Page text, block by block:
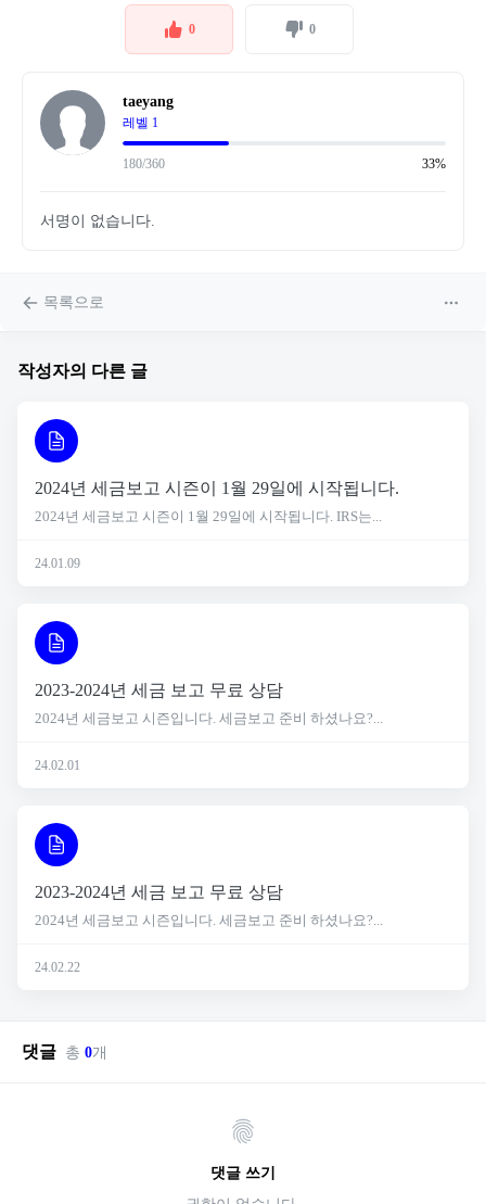
0 0
taeyang
레벨 1
180/360 33%
서명이 없습니다.
목록으로
작성자의 다른 글
2024년 세금보고 시즌이 1월 29일에 시작됩니다.
2024년 세금보고 시즌이 1월 29일에 시작됩니다. IRS는...
24.01.09
2023-2024년 세금 보고 무료 상담
2024년 세금보고 시즌입니다. 세금보고 준비 하셨나요?...
24.02.01
2023-2024년 세금 보고 무료 상담
2024년 세금보고 시즌입니다. 세금보고 준비 하셨나요?...
24.02.22
댓글 총 0개
댓글 쓰기